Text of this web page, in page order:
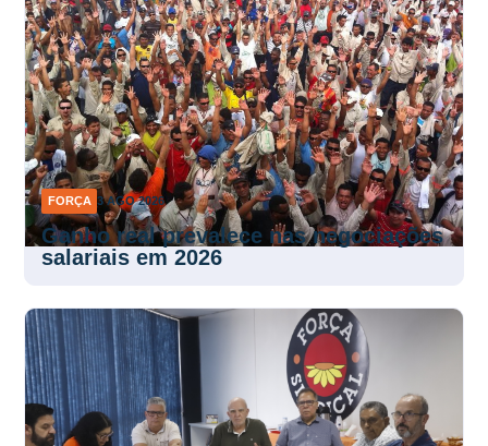
FORÇA 3 AGO 2026
Ganho real prevalece nas negociações
salariais em 2026